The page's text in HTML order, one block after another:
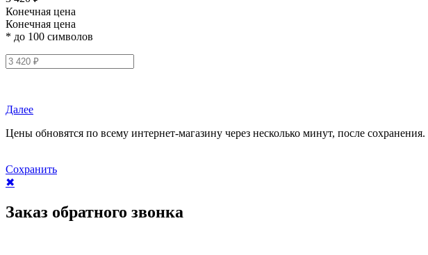
Конечная цена
Конечная цена
* до 100 символов
Далее
Цены обновятся по всему интернет-магазину через несколько минут, после сохранения.
Сохранить
✖
Заказ обратного звонка